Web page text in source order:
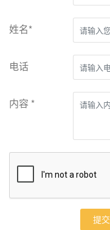
姓名*
电话
内容 *
提交